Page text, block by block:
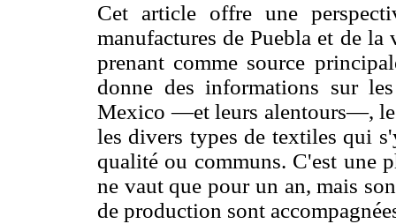
Cet article offre une
manufactures de Puebla et de
prenant comme source
donne des informations sur
Mexico —et leurs alentours—, le
les divers types de textiles qui
qualité ou communs. C'est une
ne vaut que pour un an, mais
de production sont